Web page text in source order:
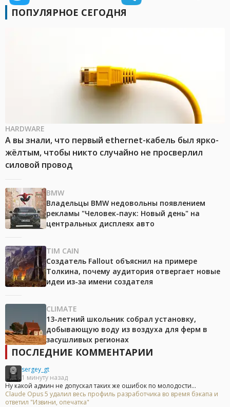
ПОПУЛЯРНОЕ СЕГОДНЯ
HARDWARE
А вы знали, что первый ethernet-кабель был ярко-
жёлтым, чтобы никто случайно не просверлил
силовой провод
BMW
Владельцы BMW недовольны появлением
рекламы "Человек-паук: Новый день" на
центральных дисплеях авто
TIM CAIN
Создатель Fallout объяснил на примере
Толкина, почему аудитория отвергает новые
идеи из-за имени создателя
CLIMATE
13-летний школьник собрал установку,
добывающую воду из воздуха для ферм в
засушливых регионах
ПОСЛЕДНИЕ КОММЕНТАРИИ
sergey_gt
1 минуту назад
Ну какой админ не допускал таких же ошибок по молодости...
Claude Opus 5 удалил весь профиль разработчика во время бэкапа и
ответил "Извини, опечатка"